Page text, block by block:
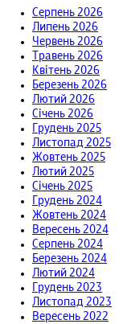
Серпень 2026
Липень 2026
Червень 2026
Травень 2026
Квітень 2026
Березень 2026
Лютий 2026
Січень 2026
Грудень 2025
Листопад 2025
Жовтень 2025
Лютий 2025
Січень 2025
Грудень 2024
Жовтень 2024
Вересень 2024
Серпень 2024
Березень 2024
Лютий 2024
Грудень 2023
Листопад 2023
Вересень 2022